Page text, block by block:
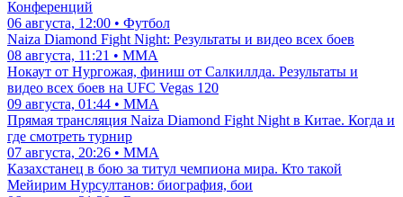
Конференций
06 августа, 12:00 • Футбол
Naiza Diamond Fight Night: Результаты и видео всех боев
08 августа, 11:21 • ММА
Нокаут от Нургожая, финиш от Салкиллда. Результаты и
видео всех боев на UFC Vegas 120
09 августа, 01:44 • ММА
Прямая трансляция Naiza Diamond Fight Night в Китае. Когда и
где смотреть турнир
07 августа, 20:26 • ММА
Казахстанец в бою за титул чемпиона мира. Кто такой
Мейирим Нурсултанов: биография, бои